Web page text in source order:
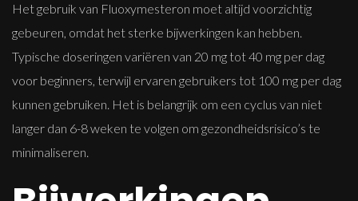
Het gebruik van Fluoxymesteron moet altijd voorzichtig
gebeuren, omdat het sterke bijwerkingen kan hebben.
Typische doseringen variëren van 20 mg tot 40 mg per dag
voor beginners, terwijl ervaren gebruikers tot 100 mg per dag
kunnen gebruiken. Het is belangrijk om een ​​cyclus van niet
langer dan 6-8 weken te volgen om gezondheidsrisico’s te
minimaliseren.